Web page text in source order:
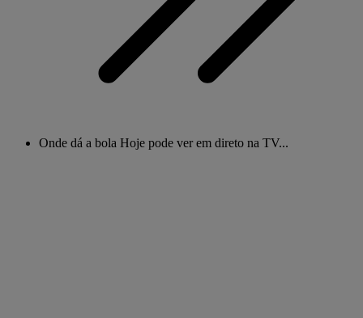
Onde dá a bola Hoje pode ver em direto na TV...